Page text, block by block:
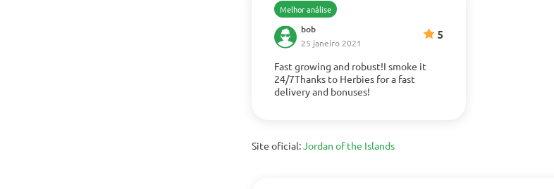
Melhor análise
bob
25 janeiro 2021
5
Fast growing and robust!I smoke it
24/7Thanks to Herbies for a fast
delivery and bonuses!
Mostrar mais
Site oficial:Jordan of the Islands